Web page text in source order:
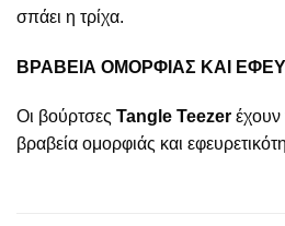
σπάει η τρίχα.
ΒΡΑΒΕΙΑ ΟΜΟΡΦΙΑΣ ΚΑΙ
Οι βούρτσες Tangle Teezer έχουν
βραβεία ομορφιάς και